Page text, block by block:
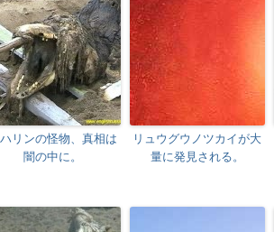
リンの怪物、真相は
闇の中に。
リュウグウノツカイが大
量に発見される。